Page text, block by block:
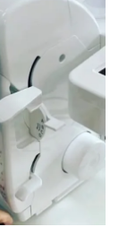
ご
頼|
北
市
の